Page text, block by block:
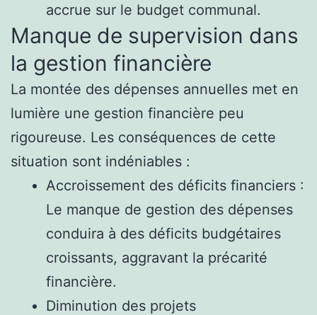
accrue sur le budget communal.
Manque de supervision dans
la gestion financière
La montée des dépenses annuelles met en
lumière une gestion financière peu
rigoureuse. Les conséquences de cette
situation sont indéniables :
Accroissement des déficits financiers :
Le manque de gestion des dépenses
conduira à des déficits budgétaires
croissants, aggravant la précarité
financière.
Diminution des projets